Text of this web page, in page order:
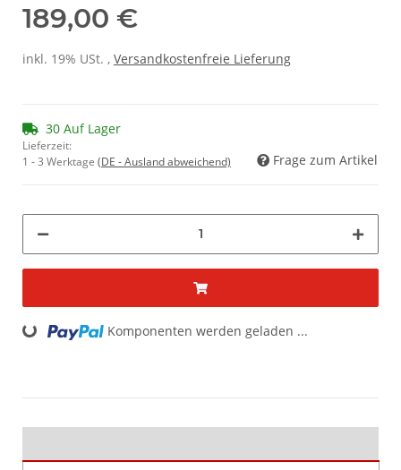
189,00 €
inkl. 19% USt. , Versandkostenfreie Lieferung
30 Auf Lager
Lieferzeit:
1 - 3 Werktage (DE - Ausland abweichend) Frage zum Artikel
Komponenten werden geladen ...